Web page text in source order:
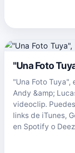
"Una Foto
"Una Foto Tuya",
Andy &amp;
videoclip.
links de iTunes,
en Spotify o